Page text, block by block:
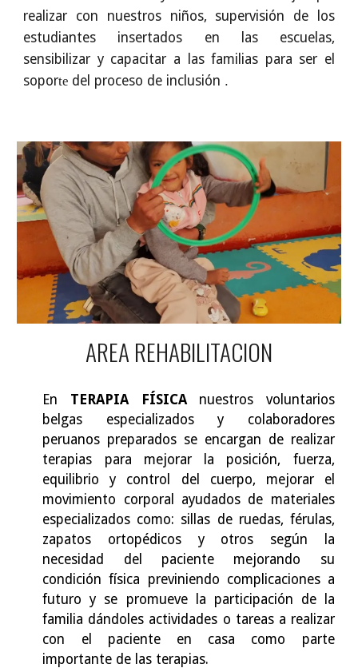
realizar con nuestros niños, supervisión de los
estudiantes insertados en las escuelas,
sensibilizar y capacitar a las familias para ser el
soporte del proceso de inclusión .
AREA REHABILITACION
En TERAPIA FÍSICAnuestros voluntarios
belgas especializados y colaboradores
peruanos preparados se encargan de realizar
terapias para mejorar la posición, fuerza,
equilibrio y control del cuerpo, mejorar el
movimiento corporal ayudados de materiales
especializados como: sillas de ruedas, férulas,
zapatos ortopédicos y otros según la
necesidad del paciente mejorando su
condición física previniendo complicaciones a
futuro y se promueve la participación de la
familia dándoles actividades o tareas a realizar
con el paciente en casa como parte
importante de las terapias.